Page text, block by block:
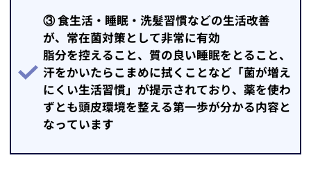
③ 食生活・睡眠・洗髪習慣などの生活改善
が、常在菌対策として非常に有効
脂分を控えること、質の良い睡眠をとること、
汗をかいたらこまめに拭くことなど「菌が増え
にくい生活習慣」が提示されており、薬を使わ
ずとも頭皮環境を整える第一歩が分かる内容と
なっています